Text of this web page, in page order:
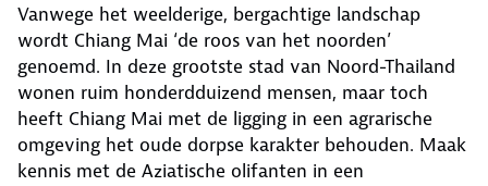
Vanwege het weelderige, bergachtige landschap
wordt Chiang Mai ‘de roos van het noorden’
genoemd. In deze grootste stad van Noord-Thailand
wonen ruim honderdduizend mensen, maar toch
heeft Chiang Mai met de ligging in een agrarische
omgeving het oude dorpse karakter behouden. Maak
kennis met de Aziatische olifanten in een